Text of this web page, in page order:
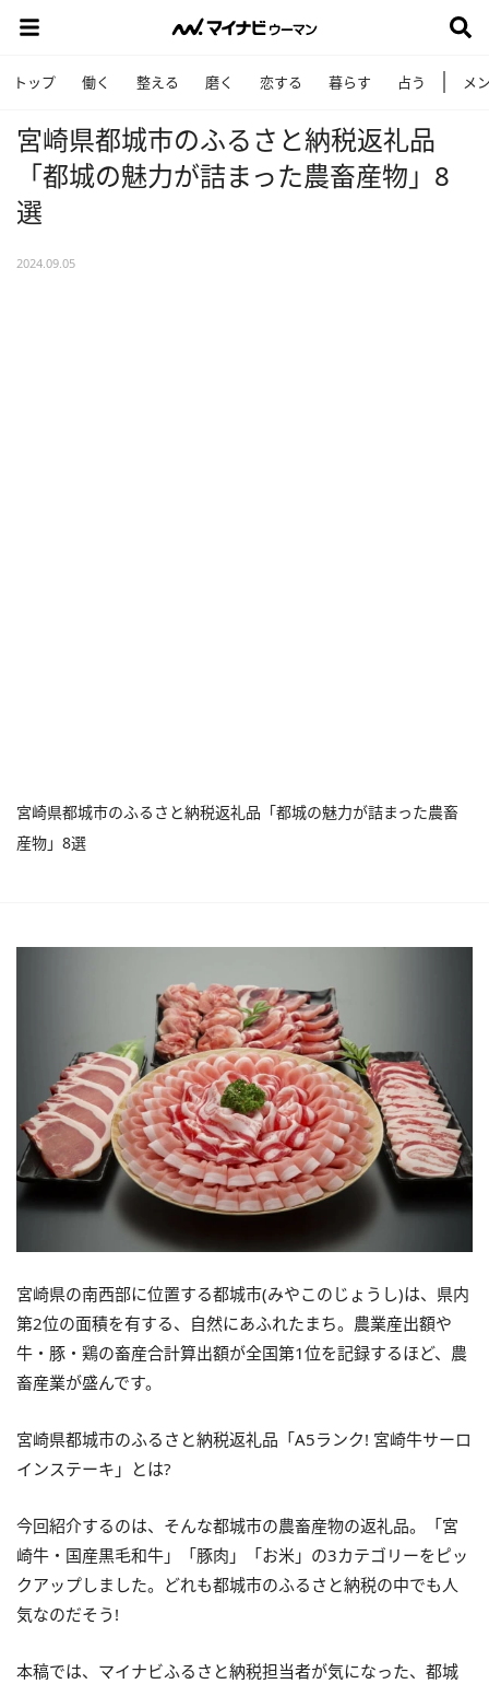
トップ 働く 整える 磨く 恋する 暮らす 占う メ
宮崎県都城市のふるさと納税返礼品
「都城の魅力が詰まった農畜産物」8
選
2024.09.05
宮崎県都城市のふるさと納税返礼品「都城の魅力が詰まった農畜
産物」8選
宮崎県の南西部に位置する都城市(みやこのじょうし)は、県内
第2位の面積を有する、自然にあふれたまち。農業産出額や
牛・豚・鶏の畜産合計算出額が全国第1位を記録するほど、農
畜産業が盛んです。
宮崎県都城市のふるさと納税返礼品「A5ランク! 宮崎牛サーロ
インステーキ」とは?
今回紹介するのは、そんな都城市の農畜産物の返礼品。「宮
崎牛・国産黒毛和牛」「豚肉」「お米」の3カテゴリーをピッ
クアップしました。どれも都城市のふるさと納税の中でも人
気なのだそう!
本稿では、マイナビふるさと納税担当者が気になった、都城